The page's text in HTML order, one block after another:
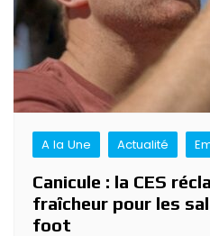
A la Une Actualité
Canicule : la CES
fraîcheur pour les
foot